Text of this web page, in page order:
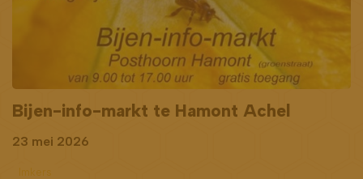
Bijen-info-markt te Hamont Achel
23 mei 2026
Imkers